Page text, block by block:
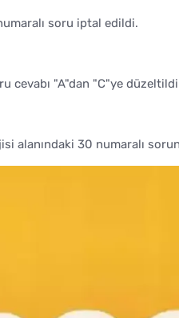
soru iptal edildi.
cevabı "A"dan "C"ye
alanındaki 30 numaralı